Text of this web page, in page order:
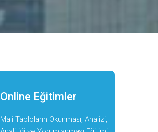
Online Eğitimler
Mali Tabloların Okunması, Analizi,